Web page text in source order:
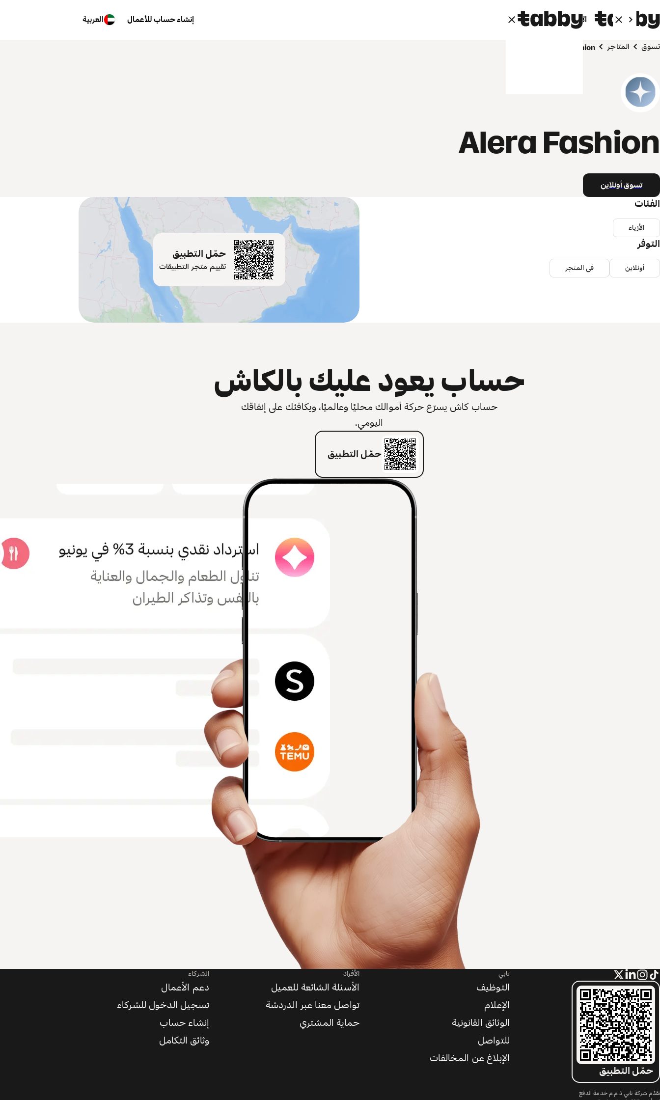
الأفراد الشركاء إنشاء حساب للأعمال العربية
تسوق المتاجر Alera Fashion
Alera Fashion
تسوق أونلاين
حمّل التطبيق
تقييم متجر التطبيقات
الفئات
الأزياء
التوفر
أونلاين في المتجر
حساب يعود عليك بالكاش
حساب كاش يسرّع حركة أموالك محليًا وعالميًا، ويكافئك على إنفاقك
اليومي.
حمّل التطبيق
حمّل التطبيق
تقدّم شركة تابي ذ.م.م خدمة الدفع
تابي
التوظيف
الإعلام
الوثائق القانونية
للتواصل
الإبلاغ عن المخالفات
الأفراد
الأسئلة الشائعة للعميل
تواصل معنا عبر الدردشة
حماية المشتري
الشركاء
دعم الأعمال
تسجيل الدخول للشركاء
إنشاء حساب
وثائق التكامل